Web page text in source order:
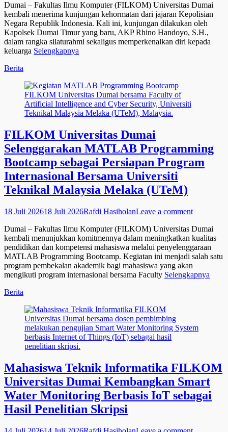
Dumai – Fakultas Ilmu Komputer (FILKOM) Universitas Dumai
kembali menerima kunjungan kehormatan dari jajaran Kepolisian
Negara Republik Indonesia. Kali ini, kunjungan dilakukan oleh
Kapolsek Dumai Timur yang baru, AKP Rhino Handoyo, S.H.,
dalam rangka silaturahmi sekaligus memperkenalkan diri kepada
keluarga Selengkapnya
Categories
Berita
FILKOM Universitas Dumai
Selenggarakan MATLAB Programming
Bootcamp sebagai Persiapan Program
Internasional Bersama Universiti
Teknikal Malaysia Melaka (UTeM)
Posted
18 Juli 202618 Juli 2026Author
Rafdi HasiholanLeave a comment
Dumai – Fakultas Ilmu Komputer (FILKOM) Universitas Dumai
kembali menunjukkan komitmennya dalam meningkatkan kualitas
pendidikan dan kompetensi mahasiswa melalui penyelenggaraan
MATLAB Programming Bootcamp. Kegiatan ini menjadi salah satu
program pembekalan akademik bagi mahasiswa yang akan
mengikuti program internasional bersama Faculty Selengkapnya
Categories
Berita
Mahasiswa Teknik Informatika FILKOM
Universitas Dumai Kembangkan Smart
Water Monitoring Berbasis IoT sebagai
Hasil Penelitian Skripsi
Posted Author